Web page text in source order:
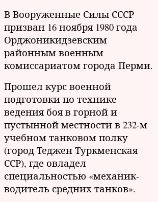
В Вооруженные Силы СССР
призван 16 ноября 1980 года
Орджоникидзевским
районным военным
комиссариатом города Перми.
Прошел курс военной
подготовки по технике
ведения боя в горной и
пустынной местности в 232-м
учебном танковом полку
(город Теджен Туркменская
ССР), где овладел
специальностью «механик-
водитель средних танков».